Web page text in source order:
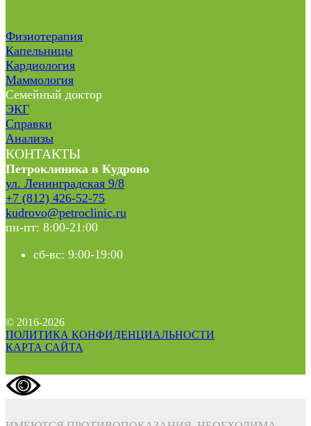
Физиотерапия
Капельницы
Кардиология
Маммология
Семейный доктор
ЭКГ
Справки
Анализы
КОНТАКТЫ
Петроклиника в Кудрово
ул. Ленинградская 9/8
+7 (812) 426-52-75
kudrovo@petroclinic.ru
пн-пт: 8:00-21:00
сб-вс: 9:00-19:00
© 2016-2026
ПОЛИТИКА КОНФИДЕНЦИАЛЬНОСТИ
КАРТА САЙТА